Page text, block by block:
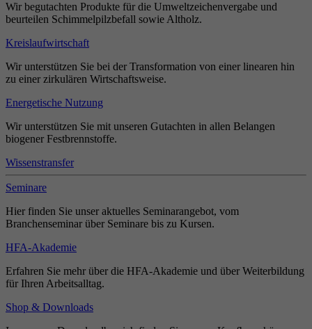
Wir begutachten Produkte für die Umweltzeichenvergabe und
beurteilen Schimmelpilzbefall sowie Altholz.
Kreislaufwirtschaft
Wir unterstützen Sie bei der Transformation von einer linearen hin
zu einer zirkulären Wirtschaftsweise.
Energetische Nutzung
Wir unterstützen Sie mit unseren Gutachten in allen Belangen
biogener Festbrennstoffe.
Wissenstransfer
Seminare
Hier finden Sie unser aktuelles Seminarangebot, vom
Branchenseminar über Seminare bis zu Kursen.
HFA-Akademie
Erfahren Sie mehr über die HFA-Akademie und über Weiterbildung
für Ihren Arbeitsalltag.
Shop & Downloads